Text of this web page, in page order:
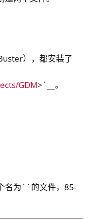
），都安装了
GDM>`__。
名为``的文件，85-